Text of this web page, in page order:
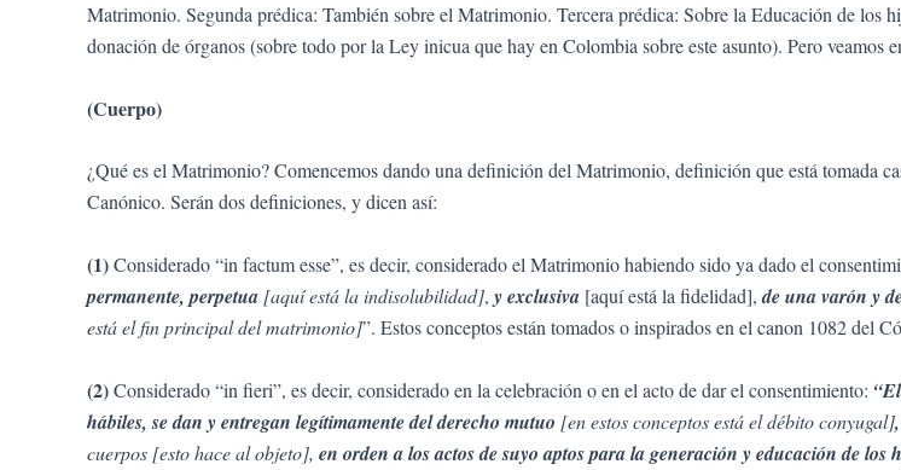
Matrimonio. Segunda prédica: También sobre el Matrimonio. Tercera prédica: Sobre la Educación de los
donación de órganos (sobre todo por la Ley inicua que hay en Colombia sobre este asunto). Pero veamos
(Cuerpo)
¿Qué es el Matrimonio? Comencemos dando una definición del Matrimonio, definición que está tomada
Canónico. Serán dos definiciones, y dicen así:
(1)Considerado “in factum esse”, es decir, considerado el Matrimonio habiendo sido ya dado el
permanente, perpetua [aquí está la indisolubilidad], y exclusiva [aquí está la fidelidad],de una varón y
está el fin principal del matrimonio]”. Estos conceptos están tomados o inspirados en el canon 1082 del
(2)Considerado “in fieri”, es decir, considerado en la celebración o en el acto de dar el consentimiento:
hábiles, se dan y entregan legítimamente del derecho mutuo [en estos conceptos está el débito conyugal]
cuerpos [esto hace al objeto], en orden a los actos de suyo aptos para la generación y educación de los